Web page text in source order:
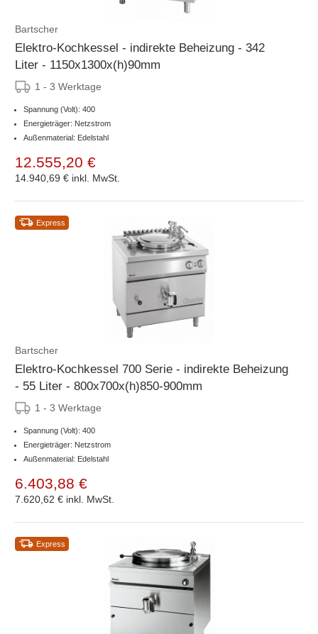
Bartscher
Elektro-Kochkessel - indirekte Beheizung - 342
Liter - 1150x1300x(h)90mm
1 - 3 Werktage
Spannung (Volt): 400
Energieträger: Netzstrom
Außenmaterial: Edelstahl
12.555,20 €
14.940,69 € inkl. MwSt.
Express
Bartscher
Elektro-Kochkessel 700 Serie - indirekte Beheizung
- 55 Liter - 800x700x(h)850-900mm
1 - 3 Werktage
Spannung (Volt): 400
Energieträger: Netzstrom
Außenmaterial: Edelstahl
6.403,88 €
7.620,62 € inkl. MwSt.
Express